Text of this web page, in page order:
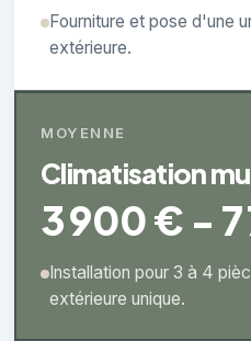
Fourniture et pose d'une
extérieure.
MOYENNE
Climatisation
3 900 € -
Installation pour 3 à 4
extérieure unique.